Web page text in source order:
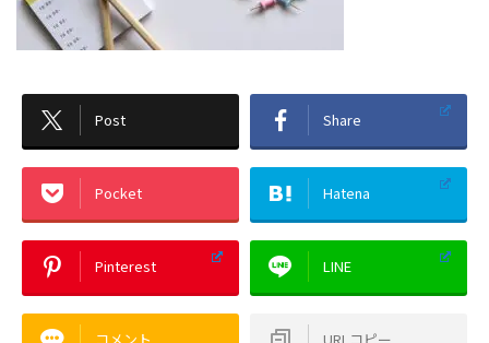
Post Share
Pocket Hatena
Pinterest LINE